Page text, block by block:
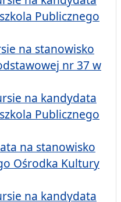
Publicznego
na stanowisko
nr 37 w
na kandydata
Publicznego
na stanowisko
Ośrodka Kultury
na kandydata